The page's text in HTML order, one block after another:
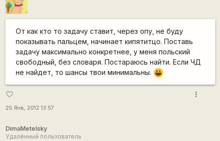
От как кто то задачу ставит, через опу, не буду
показывать пальцем, начинает кипятитцо. Поставь
задачу максимально конкретнее, у меня польский
свободный, без словаря. Постараюсь найти. Если ЧД
не найдет, то шансы твои минимальны. |-))
favorite_border
25 Янв, 2012 13:57
more_vert
DimaMetelsky
Удалённый пользователь